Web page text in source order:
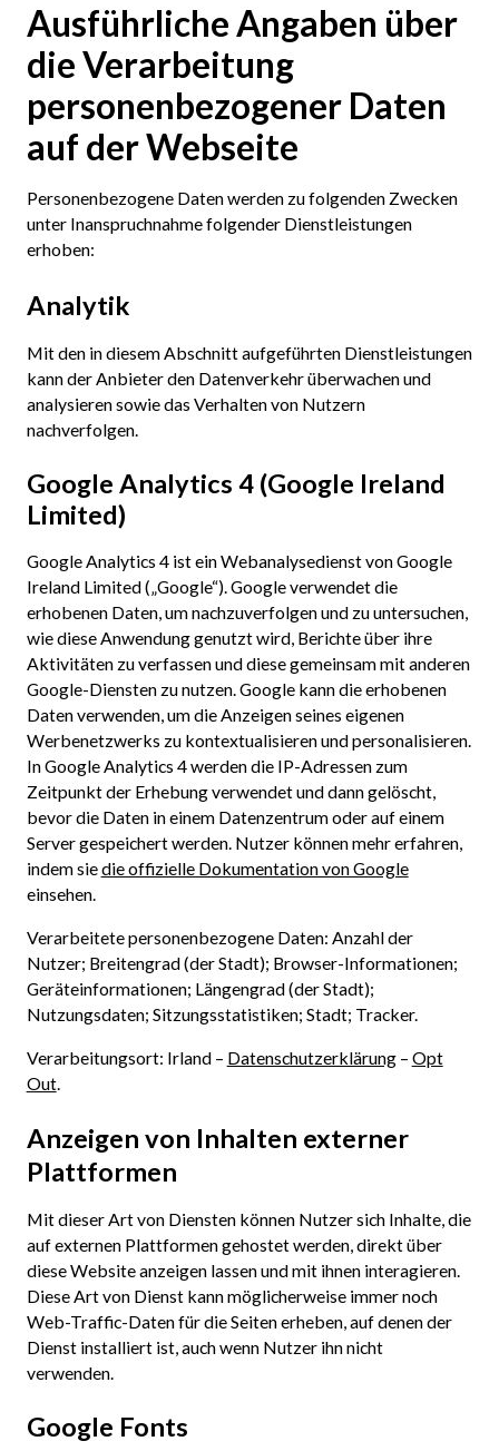
Ausführliche Angaben über
die Verarbeitung
personenbezogener Daten
auf der Webseite
Personenbezogene Daten werden zu folgenden Zwecken
unter Inanspruchnahme folgender Dienstleistungen
erhoben:
Analytik
Mit den in diesem Abschnitt aufgeführten Dienstleistungen
kann der Anbieter den Datenverkehr überwachen und
analysieren sowie das Verhalten von Nutzern
nachverfolgen.
Google Analytics 4 (Google Ireland
Limited)
Google Analytics 4 ist ein Webanalysedienst von Google
Ireland Limited („Google“). Google verwendet die
erhobenen Daten, um nachzuverfolgen und zu untersuchen,
wie diese Anwendung genutzt wird, Berichte über ihre
Aktivitäten zu verfassen und diese gemeinsam mit anderen
Google-Diensten zu nutzen. Google kann die erhobenen
Daten verwenden, um die Anzeigen seines eigenen
Werbenetzwerks zu kontextualisieren und personalisieren.
In Google Analytics 4 werden die IP-Adressen zum
Zeitpunkt der Erhebung verwendet und dann gelöscht,
bevor die Daten in einem Datenzentrum oder auf einem
Server gespeichert werden. Nutzer können mehr erfahren,
indem siedie offizielle Dokumentation von Google
einsehen.
Verarbeitete personenbezogene Daten: Anzahl der
Nutzer; Breitengrad (der Stadt); Browser-Informationen;
Geräteinformationen; Längengrad (der Stadt);
Nutzungsdaten; Sitzungsstatistiken; Stadt; Tracker.
Verarbeitungsort: Irland – Datenschutzerklärung– Opt
Out.
Anzeigen von Inhalten externer
Plattformen
Mit dieser Art von Diensten können Nutzer sich Inhalte, die
auf externen Plattformen gehostet werden, direkt über
diese Website anzeigen lassen und mit ihnen interagieren.
Diese Art von Dienst kann möglicherweise immer noch
Web-Traffic-Daten für die Seiten erheben, auf denen der
Dienst installiert ist, auch wenn Nutzer ihn nicht
verwenden.
Google Fonts